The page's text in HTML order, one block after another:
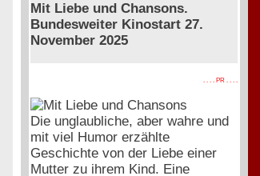
Mit Liebe und Chansons.
Bundesweiter Kinostart 27.
November 2025
. . . . PR . . . .
Die unglaubliche, aber wahre und
mit viel Humor erzählte
Geschichte von der Liebe einer
Mutter zu ihrem Kind. Eine